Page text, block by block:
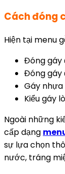
Cách đóng
Hiện tại menu
Đóng gáy
Đóng gáy
Gáy nhựa
Kiểu gáy
Ngoài những
cấp dạng
sự lựa chọn
nước, tráng